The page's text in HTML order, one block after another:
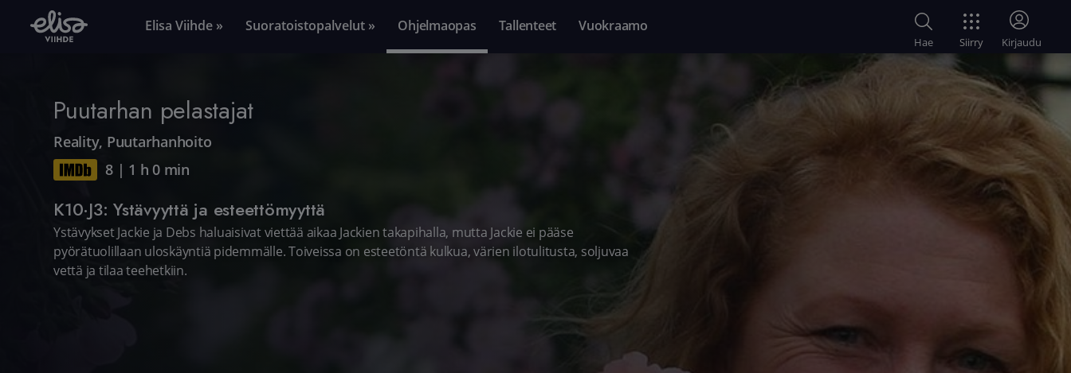
Elisa Viihde » Suoratoistopalvelut » Ohjelmaopas Tallenteet Vuokraamo
Hae Siirry Kirjaudu
Puutarhan pelastajat
Reality, Puutarhanhoito
8| 1 h 0 min
K10·J3: Ystävyyttä ja esteettömyyttä
Ystävykset Jackie ja Debs haluaisivat viettää aikaa Jackien takapihalla, mutta Jackie ei pääse
pyörätuolillaan uloskäyntiä pidemmälle. Toiveissa on esteetöntä kulkua, värien ilotulitusta, soljuvaa
vettä ja tilaa teehetkiin.